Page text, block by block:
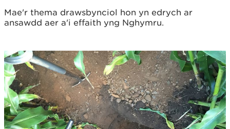
Mae'r thema drawsbynciol hon yn edrych ar
ansawdd aer a'i effaith yng Nghymru.